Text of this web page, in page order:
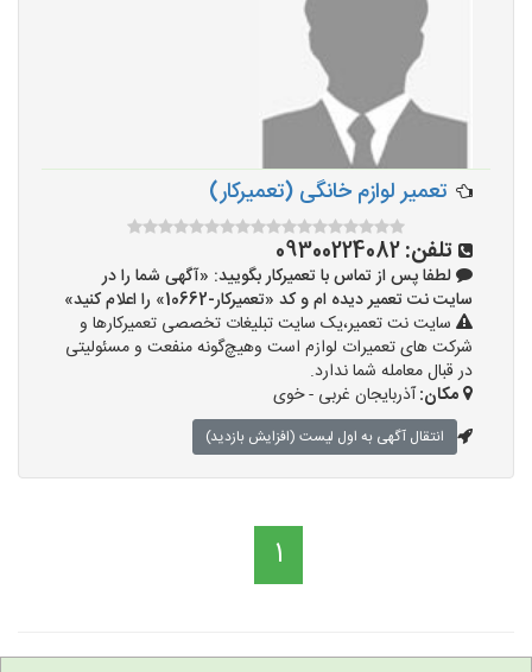
تعمیر لوازم خانگی (تعمیرکار)
تلفن:09300224082
لطفا پس از تماس با تعمیرکار بگویید: «آگهی شما را در
سایت نت تعمیر دیده ام و کد «تعمیرکار-10662» را اعلام کنید»
سایت نت تعمیر،یک سایت تبلیغات تخصصی تعمیرکارها و
شرکت های تعمیرات لوازم است وهیچ‌گونه منفعت و مسئولیتی
در قبال معامله شما ندارد.
مکان:آذربایجان غربی - خوی
انتقال آگهی به اول لیست (افزایش بازدید)
1